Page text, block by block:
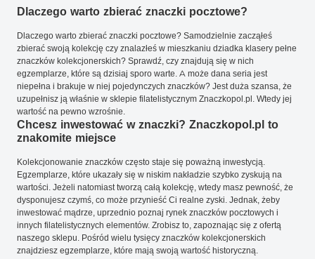
Dlaczego warto zbierać znaczki pocztowe?
Dlaczego warto zbierać znaczki pocztowe? Samodzielnie zacząłeś
zbierać swoją kolekcję czy znalazłeś w mieszkaniu dziadka klasery pełne
znaczków kolekcjonerskich? Sprawdź, czy znajdują się w nich
egzemplarze, które są dzisiaj sporo warte. A może dana seria jest
niepełna i brakuje w niej pojedynczych znaczków? Jest duża szansa, że
uzupełnisz ją właśnie w sklepie filatelistycznym Znaczkopol.pl. Wtedy jej
wartość na pewno wzrośnie.
Chcesz inwestować w znaczki? Znaczkopol.pl to
znakomite miejsce
Kolekcjonowanie znaczków często staje się poważną inwestycją.
Egzemplarze, które ukazały się w niskim nakładzie szybko zyskują na
wartości. Jeżeli natomiast tworzą całą kolekcję, wtedy masz pewność, że
dysponujesz czymś, co może przynieść Ci realne zyski. Jednak, żeby
inwestować mądrze, uprzednio poznaj rynek znaczków pocztowych i
innych filatelistycznych elementów. Zrobisz to, zapoznając się z ofertą
naszego sklepu. Pośród wielu tysięcy znaczków kolekcjonerskich
znajdziesz egzemplarze, które mają swoją wartość historyczną.